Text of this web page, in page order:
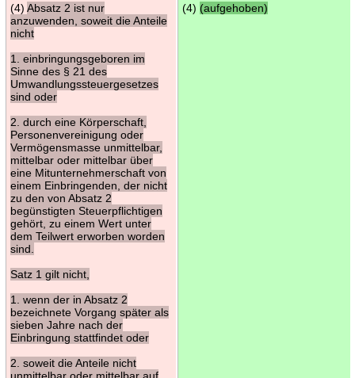
(4) Absatz 2 ist nur
anzuwenden, soweit die Anteile
nicht
1. einbringungsgeboren im
Sinne des § 21 des
Umwandlungssteuergesetzes
sind oder
2. durch eine Körperschaft,
Personenvereinigung oder
Vermögensmasse unmittelbar,
mittelbar oder mittelbar über
eine Mitunternehmerschaft von
einem Einbringenden, der nicht
zu den von Absatz 2
begünstigten Steuerpflichtigen
gehört, zu einem Wert unter
dem Teilwert erworben worden
sind.
Satz 1 gilt nicht,
1. wenn der in Absatz 2
bezeichnete Vorgang später als
sieben Jahre nach der
Einbringung stattfindet oder
2. soweit die Anteile nicht
unmittelbar oder mittelbar auf
(4) (aufgehoben)